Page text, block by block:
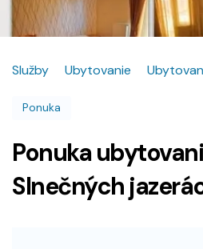
Služby Ubytovanie
Ponuka
Ponuka
Slnečných